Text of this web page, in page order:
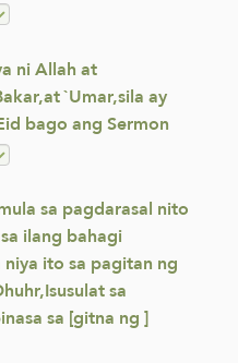
ni Allah at
`Umar,sila ay
bago ang Sermon
sa pagdarasal nito
ilang bahagi
ito sa pagitan ng
sa
sa [gitna ng ]